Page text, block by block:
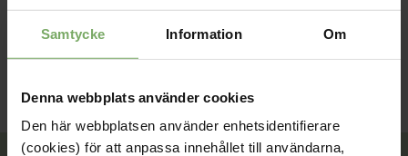
Samtycke Information Om
Denna webbplats använder cookies
Den här webbplatsen använder enhetsidentifierare
(cookies) för att anpassa innehållet till användarna,